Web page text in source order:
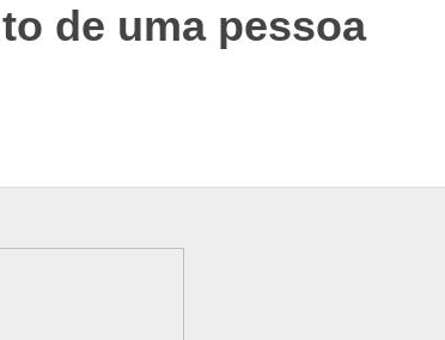
de uma pessoa